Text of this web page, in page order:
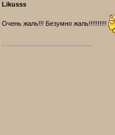
Likusss
Очень жаль!!! Безумно жаль!!!!!!!!!!